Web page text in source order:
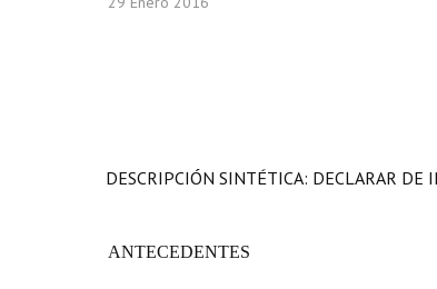
DESCRIPCIÓN SINTÉTICA: DECLARAR DE
ANTECEDENTES